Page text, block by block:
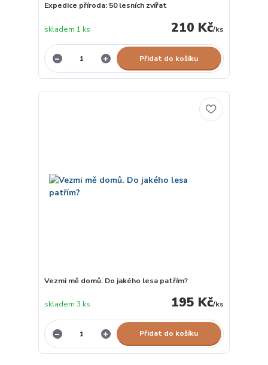
Expedice příroda: 50 lesních zvířat
210 Kč/ks
skladem 1 ks
Přidat do košíku
Vezmi mě domů. Do jakého lesa patřím?
195 Kč/ks
skladem 3 ks
Přidat do košíku